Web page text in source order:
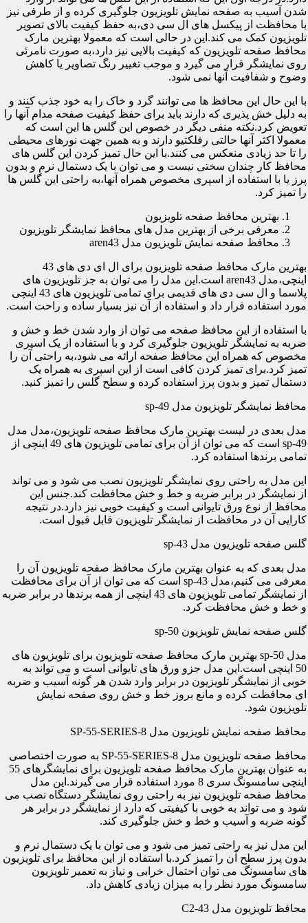
شدن آسیب به صفحه نمایش تلویزیون جلوگیری کرده و از طرفی نیز
با محافظت از پیکسل های ال سی دی،به حفظ کیفیت بالای تصویر
تلویزیون کمک می کند.این در حالی است که معمولا بهترین مارک
محافظ صفحه تلویزیون که کیفیت بالایی نیز دارد،به صورت نامرئی
روی نمایشگر قرار می گیرد و موجب تغییر رنگ تصاویر یا کاهش
وضوح و شفافیت آنها نمی شود.
با این حال این محافظ ها می توانند گرد و خاک را به خود جذب کنند و
به دلیل خش پذیری که دارند باید برای حفظ کیفیت صفحه مدام آنها را
تعویض کرد.نکته منفی دیگر در خصوص این گلس ها این است که
معمولا اکثر آنها حالتی رفلکتیو دارند و به همین جهت نورهای محیطی
را تا حد زیادی منعکس می کنند.با این حال تمیز کردن این گلس های
محافظ کار چندان سختی نیست و می توان با یک دستمال نرم و بدون
پرز یا با استفاده از اسپری مخصوص همراه آنها،به راحتی این گلس ها
را تمیز کرد.
بهترین محافظ صفحه تلویزیون
معرفی برخی از بهترین مدل های محافظ نمایشگر تلویزیون
محافظ صفحه نمایش تلویزیون مدل aren43
بهترین مارک محافظ صفحه تلویزیون برای ال ای دی های 43
اینچی،مدل aren43 است.این مدل را می توان به جز تلویزیون های
پلاسما و ال سی دی های قدیمی برای تمامی تلویزیون های 43 اینچی
مورد استفاده قرار داد و استفاده از آن نیز بسیار ساده و راحت است.
با استفاده از این محافظ صفحه می توان از وارد شدن خط و خش و
ضربه به نمایشگر تلویزیون جلوگیری کرد و با استفاده از یک اسپری
مخصوص که همراه این محافظ صفحه ارائه می شود،به راحتی آن را
تمیز کرد.برای تمیز کردن کافی است از این اسپری به همراه یک
دستمال تمیز و بدون پرز استفاده کرده و سطح گلس را تمیز کنید.
محافظ نمایشگر تلویزیون مدل sp-49
مدل بعدی در لیست بهترین مارک محافظ صفحه تلویزیون،مدل مدل
sp-49 است که می توان از آن برای تمامی تلویزیون های 49 اینچی از
تمامی برندها استفاده کرد.
این مدل به راحتی روی نمایشگر تلویزیون نصب می شود و می تواند
از نمایشگر در برابر ضربه و خط و خش محافظت کند.جنس این
محافظ از نوع ورق تایوانی است و کیفیت خوبی نیز دارد.در نتیجه
کارایی آن در محافظت از نمایشگر تلویزیون قابل قبول است.
گلس صفحه تلویزیون مدل sp-43
مدل بعدی که به عنوان بهترین مارک محافظ صفحه تلویزیون آن را
معرفی می کنیم،مدل sp-43 است که می توان از آن برای محافظت
از نمایشگر تمامی تلویزیون های 43 اینچی از همه برندها در برابر ضربه
و خط و خش محافظت کرد.
گلس صفحه نمایش تلویزیون sp-50
مدل sp-50 بهترین مارک محافظ صفحه تلویزیون برای تلویزیون های
50 اینچی است.این مدل جزو ورق های تایوانی است و می تواند به
خوبی از نمایشگر تلویزیون در برابر وارد شدن هر گونه آسیب و ضربه
ای محافظت کرده و مانع بروز خط و خش روی صفحه نمایش
تلویزیون شود.
محافظ صفحه نمایش تلویزیون مدل SP-55-SERIES-8
محافظ صفحه تلویزیون مدل SP-55-SERIES-8 به صورت اختصاصی
به عنوان بهترین مارک محافظ صفحه تلویزیون برای نمایشگرهای 55
اینچی سامسونگ سری 8 مورد استفاده قرار می گیرند.این مدل
محافظ صفحه تلویزیون نیز به راحتی روی نمایشگر دستگاه نصب می
شود و می تواند به خوبی با کیفیتی که دارد از نمایشگر در برابر هر
گونه ضربه و آسیب و خط و خش جلوگیری کند.
این مدل نیز به راحتی تمیز می شود و می توان با یک دستمال نرم و
بدون پرز سطح آن را تمیز کرد.با استفاده از این محافظ برای تلویزیون
های سامسونگ می توان احتمال خرابی و نیاز به تعمیر تلویزیون
سامسونگ مورد نظر را به میزان زیادی کاهش داد.
محافظ تلویزیون مدل C2-43